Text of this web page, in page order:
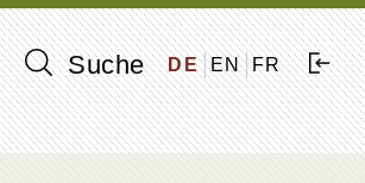
Suche DE EN FR